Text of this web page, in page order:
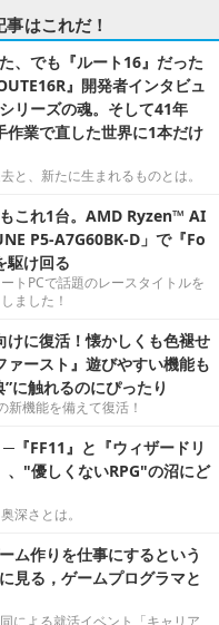
事はこれだ！
、でも『ルート16』だった
』開発者インタビュ
リーズの魂。そして41年
作業で直した世界に1本だけ
と、新たに生まれるものとは。
これ1台。AMD Ryzen™ AI
P5-A7G60BK-D」で『Fo
け回る
トPCで話題のレースタイトルを
ました！
けに復活！懐かしくも色褪せ
ースト』遊びやすい機能も
に触れるのにぴったり
新機能を備えて復活！
『FF11』と『ウィザードリ
、"優しくないRPG"の沼にど
深さとは。
ム作りを仕事にするという
見る，ゲームプログラマと
による就活イベント「キャリア